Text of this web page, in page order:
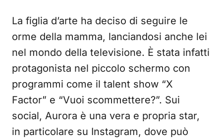
La figlia d’arte ha deciso di seguire le
orme della mamma, lanciandosi anche lei
nel mondo della televisione. È stata infatti
protagonista nel piccolo schermo con
programmi come il talent show “X
Factor” e “Vuoi scommettere?”. Sui
social, Aurora è una vera e propria star,
in particolare su Instagram, dove può